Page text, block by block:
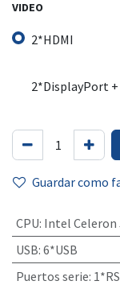
VIDEO
2*HDMI
2*DisplayPort +
Guardar como
CPU: Intel Celeron
USB: 6*USB
Puertos serie: